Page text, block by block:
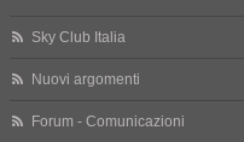
Sky Club Italia
Nuovi argomenti
Forum - Comunicazioni